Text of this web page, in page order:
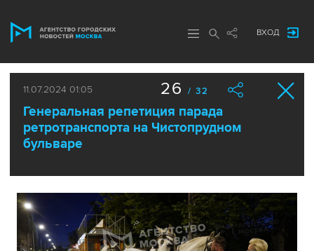
ВХОД
11.07.2024 01:05
Генеральная репетиция парада
ретротранспорта на Чистопрудном
бульваре
26 / 32